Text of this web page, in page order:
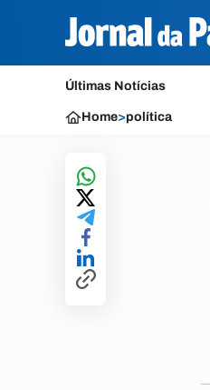
Últimas Notícias
Home>política